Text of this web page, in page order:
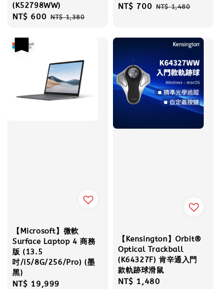
(K52798WW)
Sale
NT$ 600 Regular
NT$ 1,380
Sale
NT$ 700 Regular
NT$ 1,480
【Microsoft】微軟
Surface Laptop 4 商務
版 (13.5
吋/i5/8G/256/Pro) (墨
黑)
Sale
NT$ 19,999
【Kensington】Orbit®
Optical Trackball
(K64327F) 肯辛通入門
款軌跡球滑鼠
Regular
NT$ 1,480